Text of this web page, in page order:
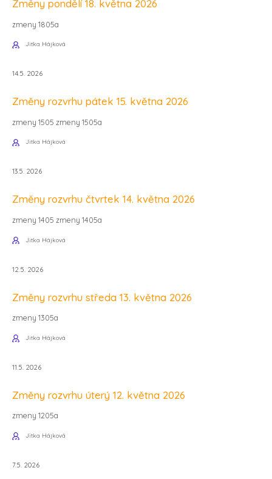
Změny pondělí 18. května 2026
zmeny 1805a
Jitka Hájková
14.5. 2026
Změny rozvrhu pátek 15. května 2026
zmeny 1505 zmeny 1505a
Jitka Hájková
13.5. 2026
Změny rozvrhu čtvrtek 14. května 2026
zmeny 1405 zmeny 1405a
Jitka Hájková
12.5. 2026
Změny rozvrhu středa 13. května 2026
zmeny 1305a
Jitka Hájková
11.5. 2026
Změny rozvrhu úterý 12. května 2026
zmeny 1205a
Jitka Hájková
7.5. 2026